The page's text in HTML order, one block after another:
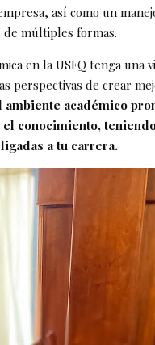
así como un
de múltiples formas.
en la USFQ tenga una
perspectivas de crear
ambiente académico
conocimiento,
a tu carrera.